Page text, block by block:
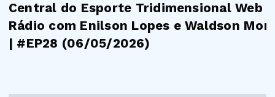
Central do Esporte Tridimensional Web
Rádio com Enilson Lopes e Waldson
| #EP28 (06/05/2026)